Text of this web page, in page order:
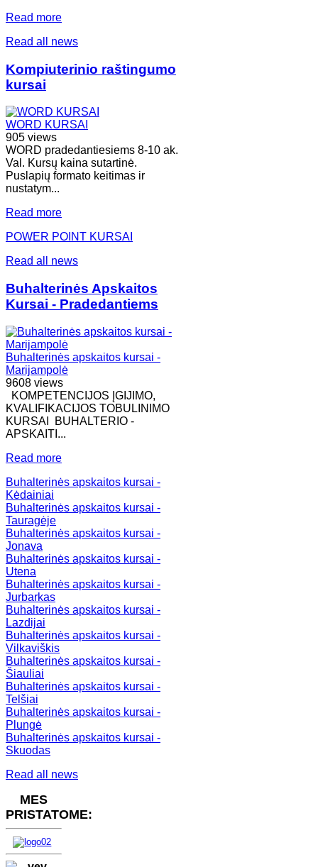
Read more
Read all news
Kompiuterinio raštingumo
kursai
WORD KURSAI
905 views
WORD pradedantiesiems 8-10 ak.
Val. Kursų kaina sutartinė.
Puslapių formato keitimas ir
nustatym...
Read more
POWER POINT KURSAI
Read all news
Buhalterinės Apskaitos
Kursai - Pradedantiems
Buhalterinės apskaitos kursai -
Marijampolė
9608 views
KOMPETENCIJOS ĮGIJIMO,
KVALIFIKACIJOS TOBULINIMO
KURSAI BUHALTERIO -
APSKAITI...
Read more
Buhalterinės apskaitos kursai -
Kėdainiai
Buhalterinės apskaitos kursai -
Tauragėje
Buhalterinės apskaitos kursai -
Jonava
Buhalterinės apskaitos kursai -
Utena
Buhalterinės apskaitos kursai -
Jurbarkas
Buhalterinės apskaitos kursai -
Lazdijai
Buhalterinės apskaitos kursai -
Vilkaviškis
Buhalterinės apskaitos kursai -
Šiauliai
Buhalterinės apskaitos kursai -
Telšiai
Buhalterinės apskaitos kursai -
Plungė
Buhalterinės apskaitos kursai -
Skuodas
Read all news
MES
PRISTATOME: